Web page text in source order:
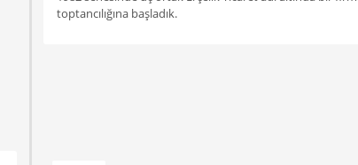
toptancılığına başladık.